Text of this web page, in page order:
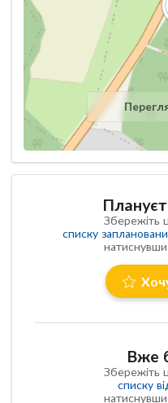
Збережіть
списку
Вже
Збережіть
списку